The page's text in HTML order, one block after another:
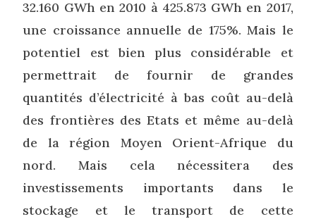
32.160 GWh en 2010 à 425.873 GWh en 2017,
une croissance annuelle de 175%. Mais le
potentiel est bien plus considérable et
permettrait de fournir de grandes
quantités d’électricité à bas coût au-delà
des frontières des Etats et même au-delà
de la région Moyen Orient-Afrique du
nord. Mais cela nécessitera des
investissements importants dans le
stockage et le transport de cette